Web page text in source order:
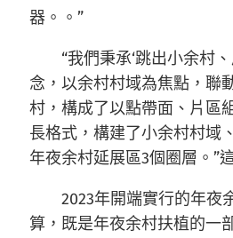
器。。”
“我們秉承‘跳出小余村
念，以余村村域為焦點，聯
村，構成了以點帶面、片區
長格式，構建了小余村村域
年夜余村延展區3個圈層。”
2023年開端實行的年夜
算，既是年夜余村扶植的一